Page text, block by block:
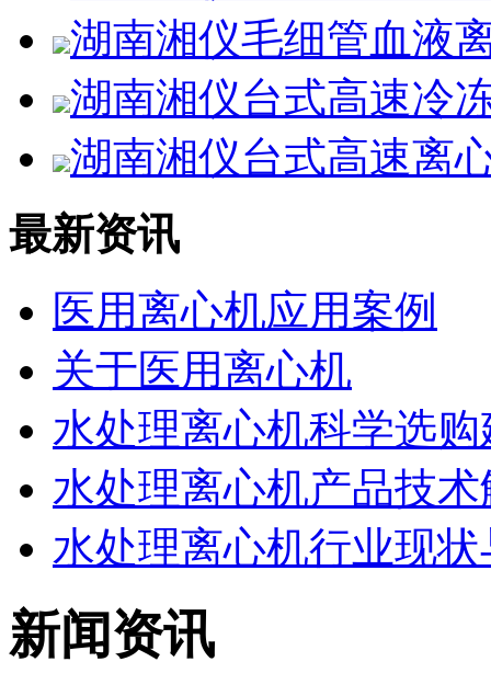
湖南湘仪毛细管血液
湖南湘仪台式高速冷
湖南湘仪台式高速离
最新资讯
医用离心机应用案例
关于医用离心机
水处理离心机科学选购
水处理离心机产品技术
水处理离心机行业现
新闻资讯